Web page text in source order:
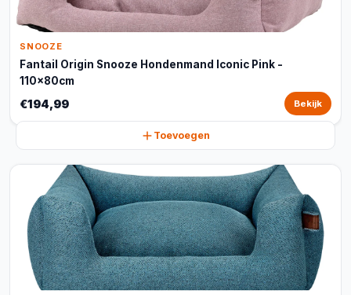
SNOOZE
Fantail Origin Snooze Hondenmand Iconic Pink -
110x80cm
€194,99 Bekijk
Toevoegen